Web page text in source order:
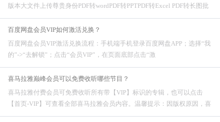
版本大文件上传尊贵身份PDF转wordPDF转PPTPDF转Excel PDF转长图批
量上传视
百度网盘会员VIP如何激活兑换？
百度网盘会员VIP激活兑换流程：手机端手机登录百度网盘APP；选择“我
的”->“去解锁”；点击“会员VIP”，在页面底部点击“激
喜马拉雅巅峰会员可以免费收听哪些节目？
喜马拉雅付费会员可免费收听所有带【VIP】标识的专辑，也可以点击
【首页-VIP】可查看全部喜马拉雅会员内容。温馨提示：因版权原因，喜
马拉雅巅峰会员暂不支持收听带【付费】标识的付费专辑，此类需使用喜